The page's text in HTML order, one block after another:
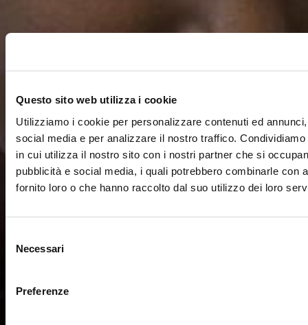
Questo sito web utilizza i cookie
Utilizziamo i cookie per personalizzare contenuti ed
social media e per analizzare il nostro traffico.
in cui utilizza il nostro sito con i nostri partner che si
pubblicità e social media, i quali potrebbero combinarle con
fornito loro o che hanno raccolto dal suo utilizzo dei loro
delNecessari
Preferenze